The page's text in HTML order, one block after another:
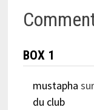
BOX 1
mustapha sur
du club